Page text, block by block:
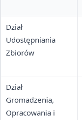
Dział
Udostępniania
Zbiorów
Dział
Gromadzenia,
Opracowania i